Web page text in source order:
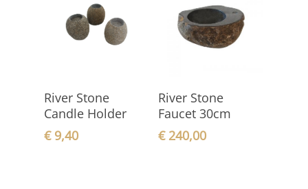
Warenkorb
River Stone
Candle Holder
€9,40
Warenkorb
River Stone
Faucet 30cm
€240,00